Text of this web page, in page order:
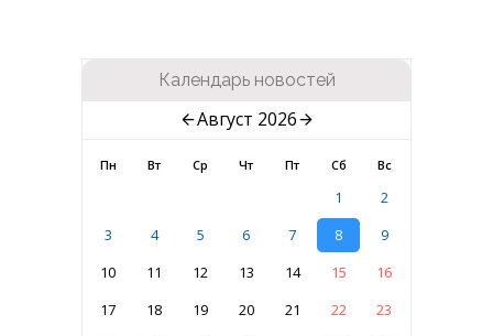
Календарь новостей
Август 2026
Пн Вт Ср Чт Пт Сб Вс
1
2
3
4 5 6 7 8
9
10
11 12 13 14 15
16
17
18 19 20 21 22
23